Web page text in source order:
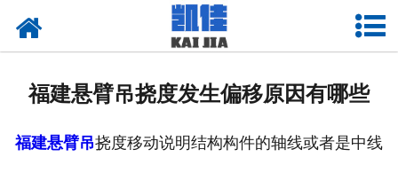
福建悬臂吊挠度发生偏移原因有哪些
福建悬臂吊挠度移动说明结构构件的轴线或者是中线